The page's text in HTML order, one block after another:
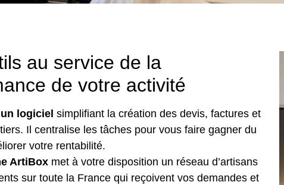
au service de la
de votre activité
logiciel simplifiant la création des devis, factures et
Il centralise les tâches pour vous faire gagner du
votre rentabilité.
ArtiBox met à votre disposition un réseau d’artisans
sur toute la France qui reçoivent vos demandes et